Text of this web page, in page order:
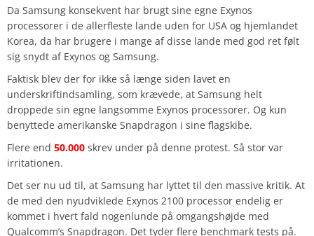
Da Samsung konsekvent har brugt sine egne Exynos
processorer i de allerfleste lande uden for USA og hjemlandet
Korea, da har brugere i mange af disse lande med god ret følt
sig snydt af Exynos og Samsung.
Faktisk blev der for ikke så længe siden lavet en
underskriftindsamling, som krævede, at Samsung helt
droppede sin egne langsomme Exynos processorer. Og kun
benyttede amerikanske Snapdragon i sine flagskibe.
Flere end 50.000 skrev under på denne protest. Så stor var
irritationen.
Det ser nu ud til, at Samsung har lyttet til den massive kritik. At
de med den nyudviklede Exynos 2100 processor endelig er
kommet i hvert fald nogenlunde på omgangshøjde med
Qualcomm’s Snapdragon. Det tyder flere benchmark tests på.